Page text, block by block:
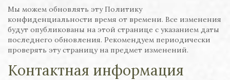
Мы можем обновлять эту Политику
конфиденциальности время от времени. Все изменения
будут опубликованы на этой странице с указанием даты
последнего обновления. Рекомендуем периодически
проверять эту страницу на предмет изменений.
Контактная информация